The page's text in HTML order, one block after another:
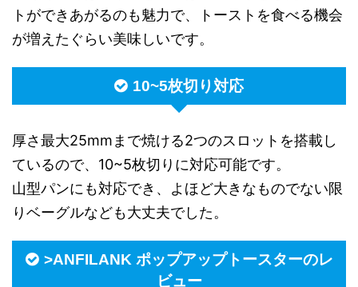
トができあがるのも魅力で、トーストを食べる機会
が増えたぐらい美味しいです。
10~5枚切り対応
厚さ最大25mmまで焼ける2つのスロットを搭載し
ているので、10~5枚切りに対応可能です。
山型パンにも対応でき、よほど大きなものでない限
りベーグルなども大丈夫でした。
>ANFILANK ポップアップトースターのレ
ビュー